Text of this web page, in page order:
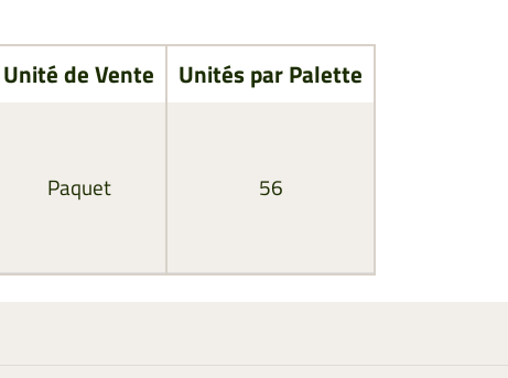
Unité de Vente Unités par Palette
Paquet 56